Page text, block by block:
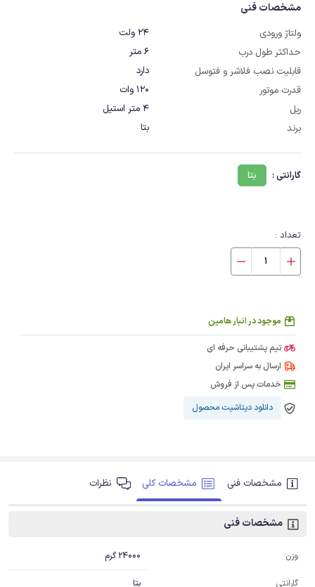
مشخصات فنی
ولتاژ ورودی
24 ولت
حداکثر طول درب
6 متر
قابلیت نصب فلاشر و فتوسل
دارد
قدرت موتور
120 وات
ریل
4 متر استیل
برند
بتا
گارانتی : بتا
تعداد :
موجود در انبار هامین
تیم پشتیبانی حرفه ای
ارسال به سراسر ایران
خدمات پس از فروش
دانلود دیتاشیت محصول
مشخصات فنی مشخصات کلی نظرات
مشخصات فنی
وزن 24000 گرم
گارانتی بتا